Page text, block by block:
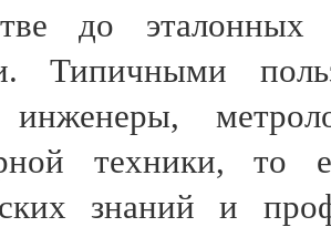
до эталонных
Типичными
инженеры,
техники, то
знаний и